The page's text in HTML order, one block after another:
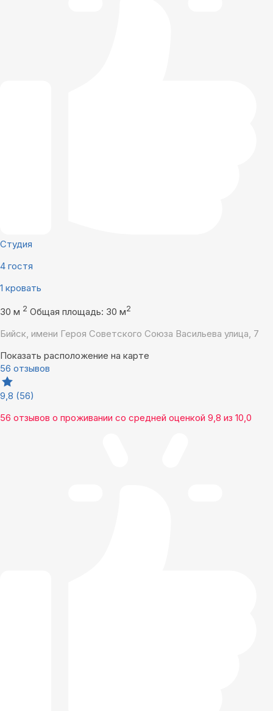
Студия
4 гостя
1 кровать
30 м 2 Общая площадь: 30 м2
Бийск, имени Героя Советского Союза Васильева улица, 7
Показать расположение на карте
56 отзывов
9,8 (56)
56 отзывов о проживании со средней оценкой 9,8 из 10,0